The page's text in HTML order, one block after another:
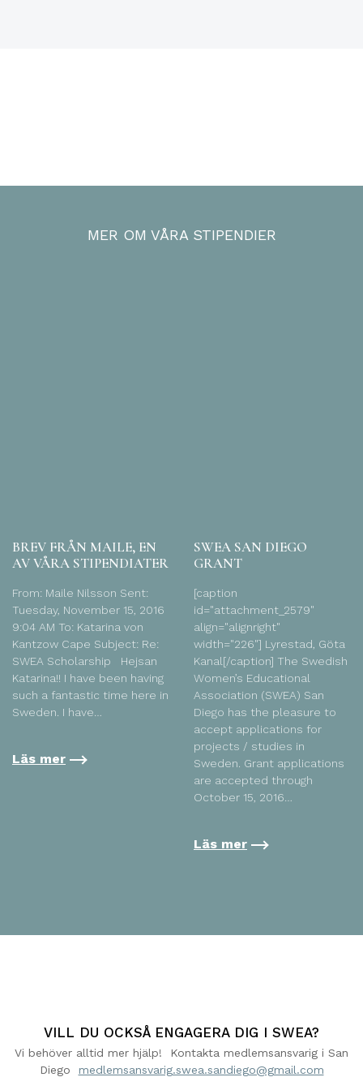
MER OM VÅRA STIPENDIER
BREV FRÅN MAILE, EN
AV VÅRA STIPENDIATER
From: Maile Nilsson Sent:
Tuesday, November 15, 2016
9:04 AM To: Katarina von
Kantzow Cape Subject: Re:
SWEA Scholarship Hejsan
Katarina!! I have been having
such a fantastic time here in
Sweden. I have…
Läs mer
SWEA SAN DIEGO
GRANT
[caption
id="attachment_2579"
align="alignright"
width="226"] Lyrestad, Göta
Kanal[/caption] The Swedish
Women’s Educational
Association (SWEA) San
Diego has the pleasure to
accept applications for
projects / studies in
Sweden. Grant applications
are accepted through
October 15, 2016…
Läs mer
VILL DU OCKSÅ ENGAGERA DIG I SWEA?
Vi behöver alltid mer hjälp! Kontakta medlemsansvarig i San
Diego medlemsansvarig.swea.sandiego@gmail.com